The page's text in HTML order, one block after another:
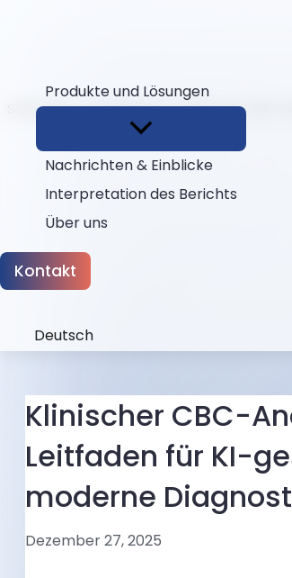
Produkte und Lösungen
Nachrichten & Einblicke
Interpretation des Berichts
Über uns
Kontakt
Deutsch
Startseite Ausblenden Klinischer
Klinischer CBC-
Leitfaden für KI-
moderne
Dezember 27, 2025